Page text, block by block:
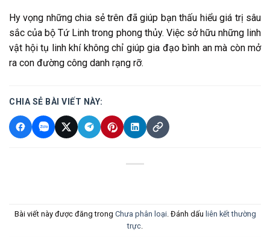
Hy vọng những chia sẻ trên đã giúp bạn thấu hiểu giá trị sâu
sắc của bộ Tứ Linh trong phong thủy. Việc sở hữu những linh
vật hội tụ linh khí không chỉ giúp gia đạo bình an mà còn mở
ra con đường công danh rạng rỡ.
CHIA SẺ BÀI VIẾT NÀY:
Bài viết này được đăng trong Chưa phân loại. Đánh dấu liên kết thường
trực.